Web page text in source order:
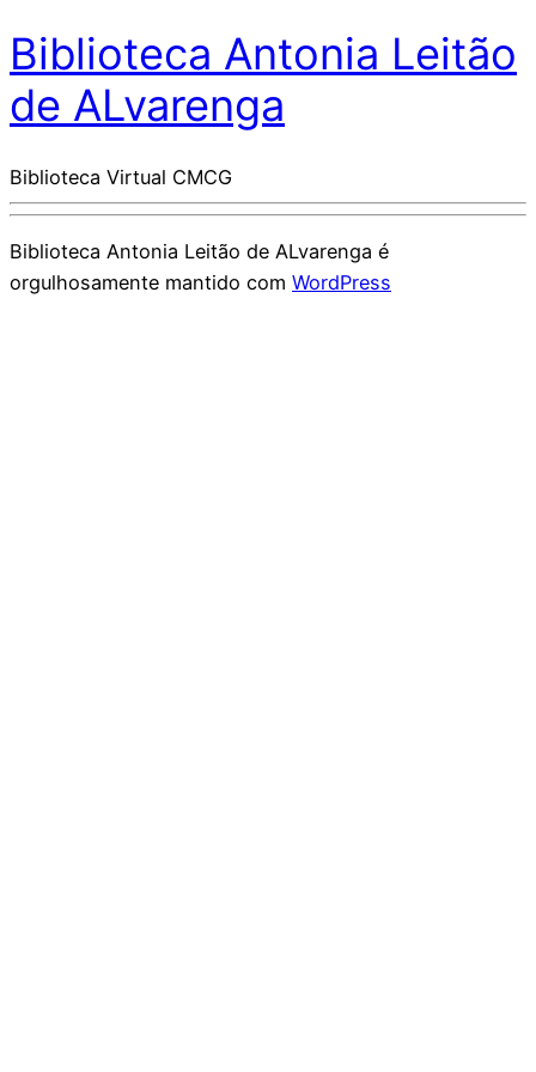
Biblioteca Antonia Leitão
de ALvarenga
Biblioteca Virtual CMCG
Biblioteca Antonia Leitão de ALvarenga é
orgulhosamente mantido com WordPress